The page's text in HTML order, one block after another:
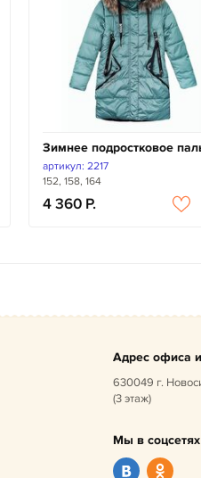
Зимнее подростковое
артикул: 2217
152, 158, 164
4 360
Адрес офиса
630049 г.
(3 этаж)
Мы в соцсетях